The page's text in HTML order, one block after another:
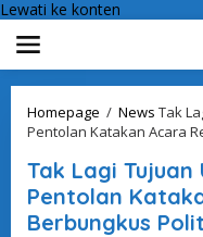
Lewati ke konten
Homepage / News Tak
Pentolan Katakan Acara
Tak Lagi Tujuan
Pentolan
Berbungkus